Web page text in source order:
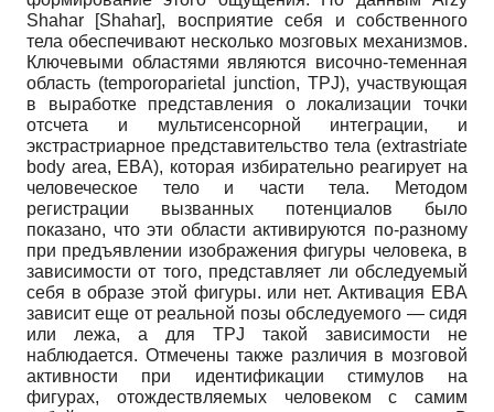
Shahar [Shahar], восприятие себя и собственного
тела обеспечивают несколько мозговых механизмов.
Ключевыми областями являются височно-теменная
область (temporoparietal junction, TPJ), участвующая
в выработке представления о локализации точки
отсчета и мультисенсорной интеграции, и
экстрастриарное представительство тела (extrastriate
body area, EBA), которая избирательно реагирует на
человеческое тело и части тела. Методом
регистрации вызванных потенциалов было
показано, что эти области активируются по-разному
при предъявлении изображения фигуры человека, в
зависимости от того, представляет ли обследуемый
себя в образе этой фигуры. или нет. Активация EBA
зависит еще от реальной позы обследуемого — сидя
или лежа, а для TPJ такой зависимости не
наблюдается. Отмечены также различия в мозговой
активности при идентификации стимулов на
фигурах, отождествляемых человеком с самим